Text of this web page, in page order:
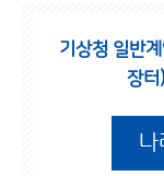
기상청 일반
장터
나